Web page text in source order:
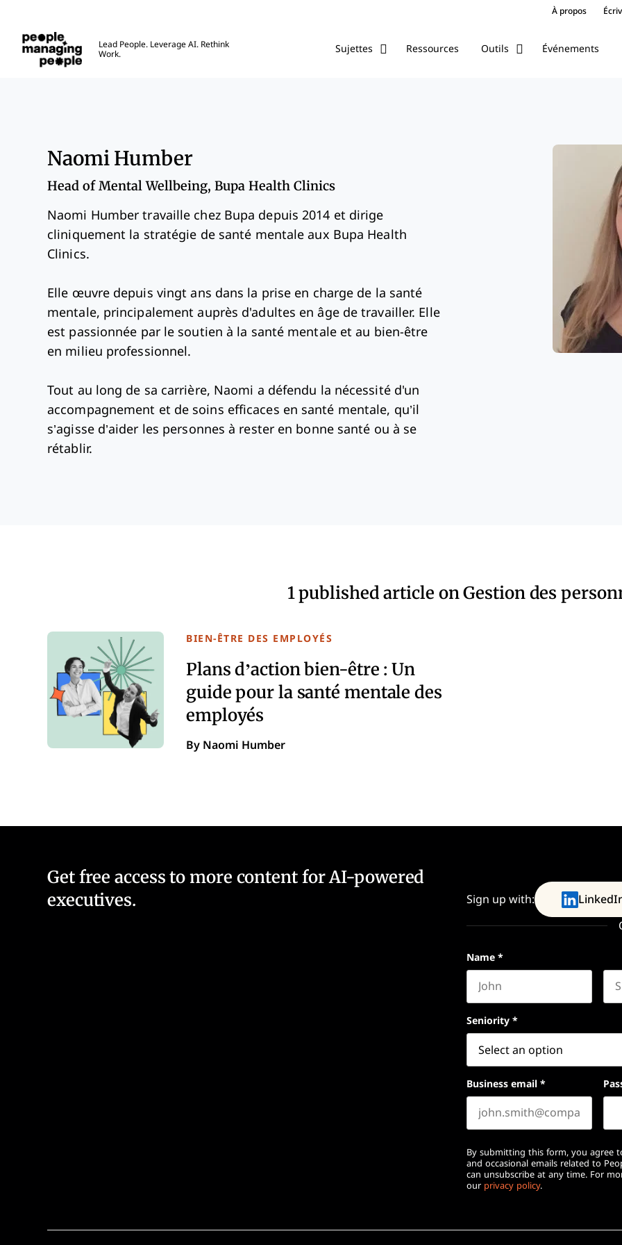
À propos
Lead People. Leverage AI. Rethink
Work.
Sujettes Ressources Outils Événements
Naomi Humber
Head of Mental Wellbeing, Bupa Health Clinics
Naomi Humber travaille chez Bupa depuis 2014 et dirige
cliniquement la stratégie de santé mentale aux Bupa Health
Clinics.
Elle œuvre depuis vingt ans dans la prise en charge de la santé
mentale, principalement auprès d'adultes en âge de travailler. Elle
est passionnée par le soutien à la santé mentale et au bien-être
en milieu professionnel.
Tout au long de sa carrière, Naomi a défendu la nécessité d'un
accompagnement et de soins efficaces en santé mentale, qu’il
s’agisse d’aider les personnes à rester en bonne santé ou à se
rétablir.
1 published article on Gestion des
BIEN-ÊTRE DES EMPLOYÉS
Plans d’action bien-être : Un
guide pour la santé mentale des
employés
By Naomi Humber
Get free access to more content for AI-powered
executives.
Sign up with:
Name *
Seniority *
Business email *
By submitting this form, you agree
and occasional emails related to
can unsubscribe at any time. For
our privacy policy.